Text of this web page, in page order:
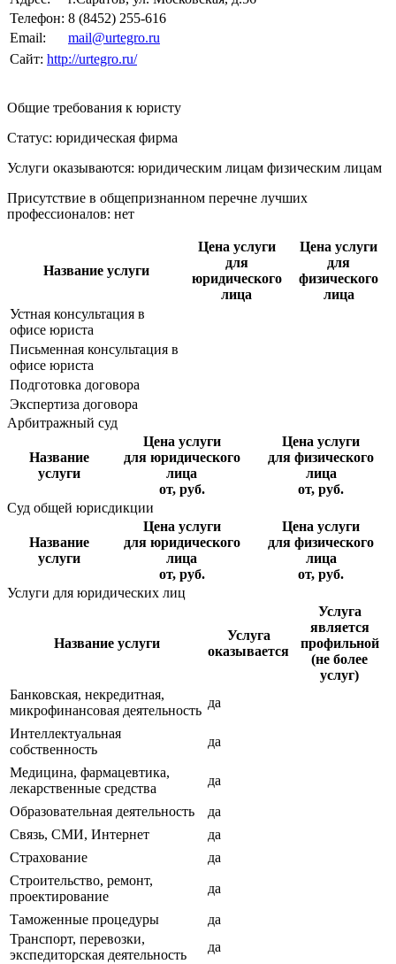
Телефон: 8 (8452) 255-616
Email:
mail@urtegro.ru
Сайт: http://urtegro.ru/
Общие требования к юристу
Статус: юридическая фирма
Услуги оказываются: юридическим лицам физическим лицам
Присутствие в общепризнанном перечне лучших
профессионалов: нет
Название услуги
Цена услуги
для
юридического
лица
Цена услуги
для
физического
лица
Устная консультация в
офисе юриста
Письменная консультация в
офисе юриста
Подготовка договора
Экспертиза договора
Арбитражный суд
Название
услуги
Цена услуги
для юридического
лица
от, руб.
Цена услуги
для физического
лица
от, руб.
Суд общей юрисдикции
Название
услуги
Цена услуги
для юридического
лица
от, руб.
Цена услуги
для физического
лица
от, руб.
Услуги для юридических лиц
Название услуги
Услуга
оказывается
Услуга
является
профильной
(не более
услуг)
Банковская, некредитная,
микрофинансовая деятельность
да
Интеллектуальная
собственность
да
Медицина, фармацевтика,
лекарственные средства
да
Образовательная деятельность
да
Связь, СМИ, Интернет
да
Страхование
да
Строительство, ремонт,
проектирование
да
Таможенные процедуры
да
Транспорт, перевозки,
экспедиторская деятельность
да